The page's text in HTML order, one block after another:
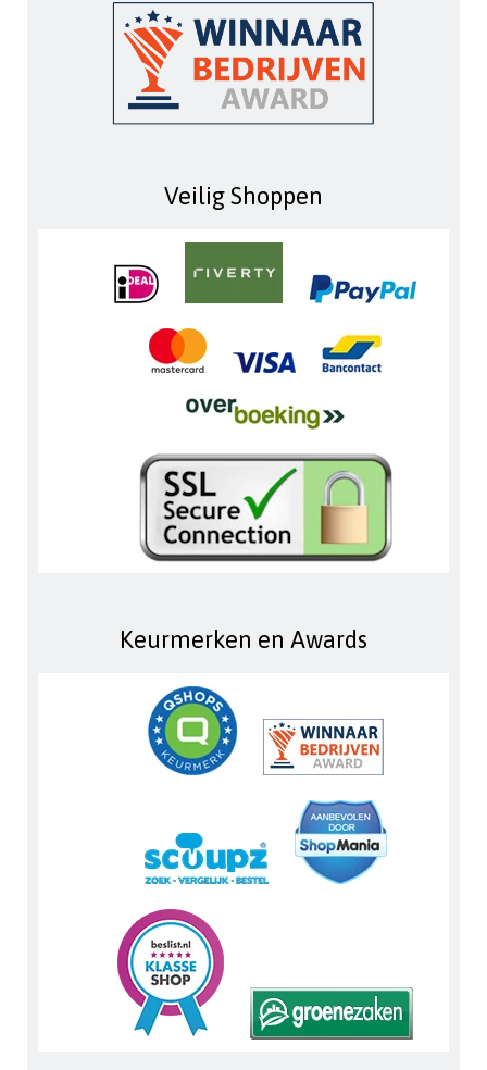
Veilig Shoppen
Keurmerken en Awards